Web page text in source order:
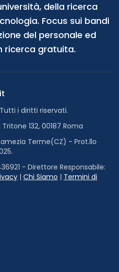
della ricerca
Focus sui bandi
del personale ed
ricerca gratuita.
i diritti riservati.
132, 00187 Roma
Terme(CZ) - Prot.llo
- Direttore Responsabile:
| Chi Siamo | Termini di